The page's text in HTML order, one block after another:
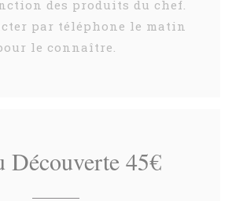
des produits du chef.
par téléphone le matin
le connaître.
Découverte 45€